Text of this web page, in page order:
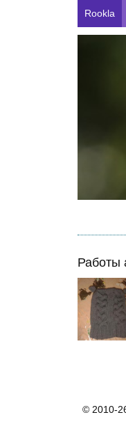
Rookla
Работы
© 2010-